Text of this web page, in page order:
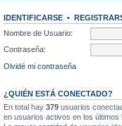
IDENTIFICARSE •
Nombre de Usuario:
Contraseña:
Olvidé mi contraseña
¿QUIÉN ESTÁ CONECTADO?
En total hay 379 usuarios
en usuarios activos en los últimos